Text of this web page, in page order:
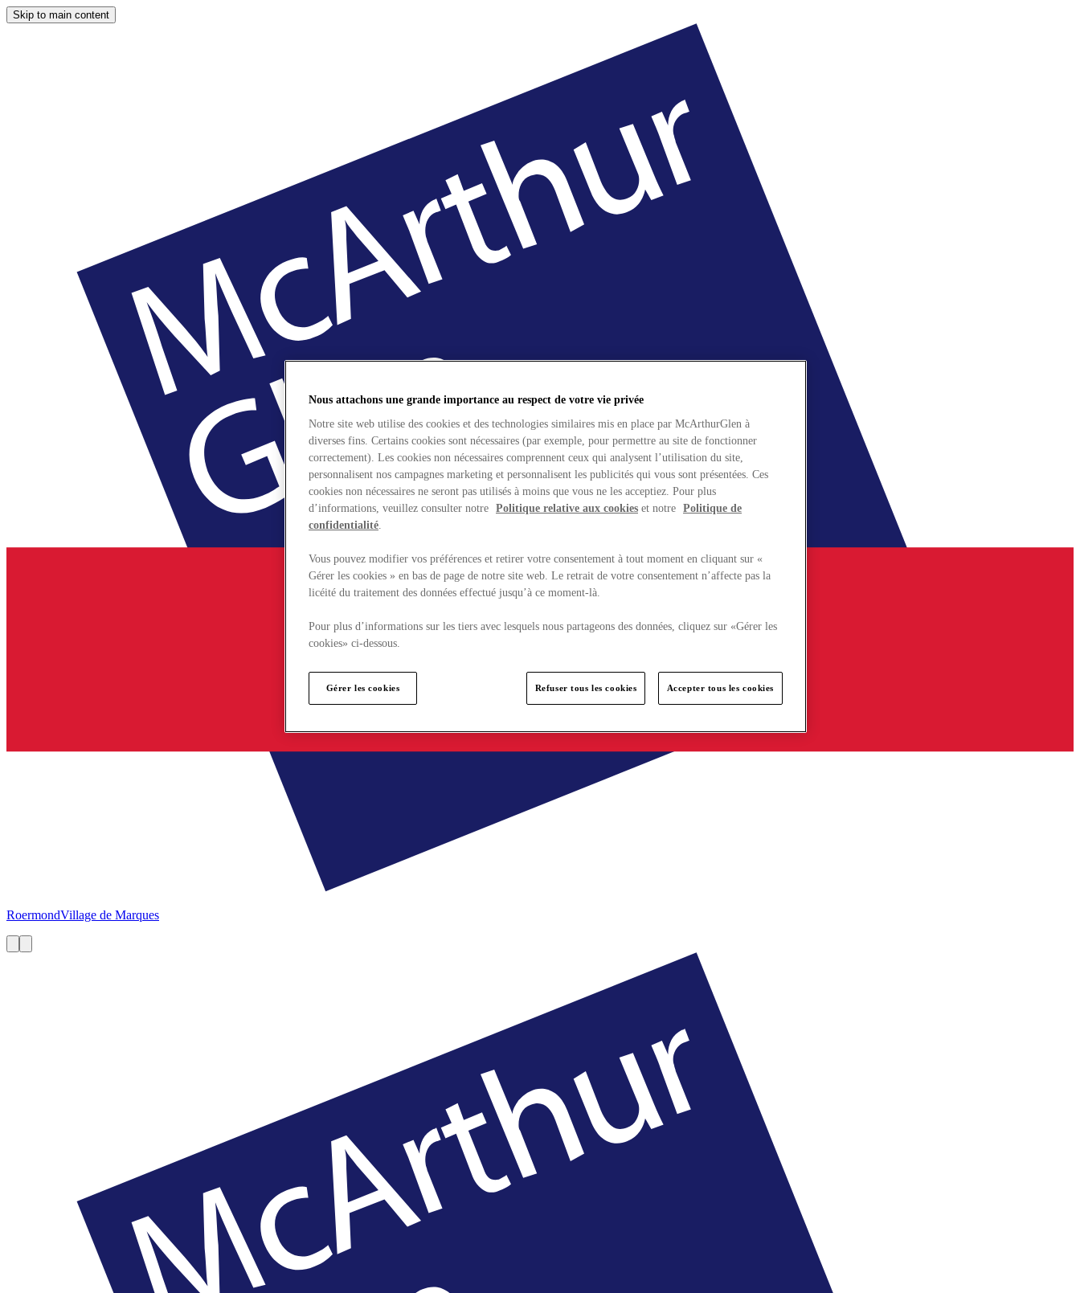
Skip to main content
RoermondVillage de Marques
Nous attachons une grande importance au respect de votre vie privée
Notre site web utilise des cookies et des technologies similaires mis en place par McArthurGlen à
diverses fins. Certains cookies sont nécessaires (par exemple, pour permettre au site de fonctionner
correctement). Les cookies non nécessaires comprennent ceux qui analysent l’utilisation du site,
personnalisent nos campagnes marketing et personnalisent les publicités qui vous sont présentées. Ces
cookies non nécessaires ne seront pas utilisés à moins que vous ne les acceptiez. Pour plus
d’informations, veuillez consulter notre Politique relative aux cookies et notre Politique de
confidentialité.
Vous pouvez modifier vos préférences et retirer votre consentement à tout moment en cliquant sur «
Gérer les cookies » en bas de page de notre site web. Le retrait de votre consentement n’affecte pas la
licéité du traitement des données effectué jusqu’à ce moment-là.
Pour plus d’informations sur les tiers avec lesquels nous partageons des données, cliquez sur «Gérer les
cookies» ci-dessous.
Gérer les cookies Refuser tous les cookies Accepter tous les cookies